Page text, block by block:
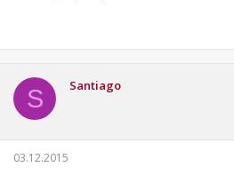
S Santiago
03.12.2015